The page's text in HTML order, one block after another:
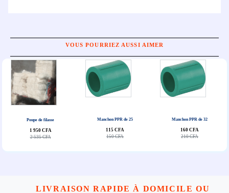
VOUS POURRIEZ AUSSI AIMER
Poupe de filasse
1 950 CFA
2 535 CFA
Manchon PPR de 25
115 CFA
150 CFA
Manchon PPR de 32
160 CFA
210 CFA
LIVRAISON RAPIDE À DOMICILE OU